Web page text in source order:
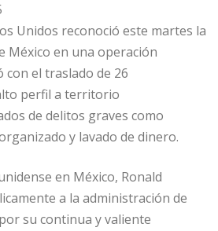
Unidos reconoció este martes la
México en una operación
el traslado de 26
perfil a territorio
de delitos graves como
y lavado de dinero.
en México, Ronald
a la administración de
su continua y valiente